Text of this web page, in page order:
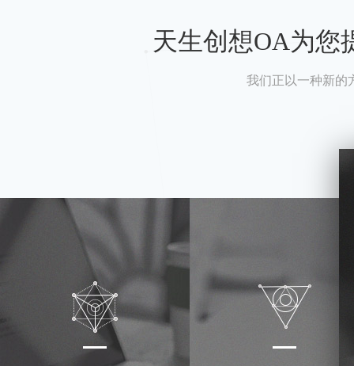
天生创想OA为您
我们正以一种新的